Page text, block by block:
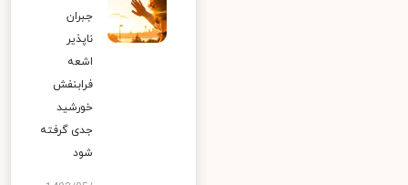
جبران
ناپذیر
اشعه
فرابنفش
خورشید
جدی گرفته
شود